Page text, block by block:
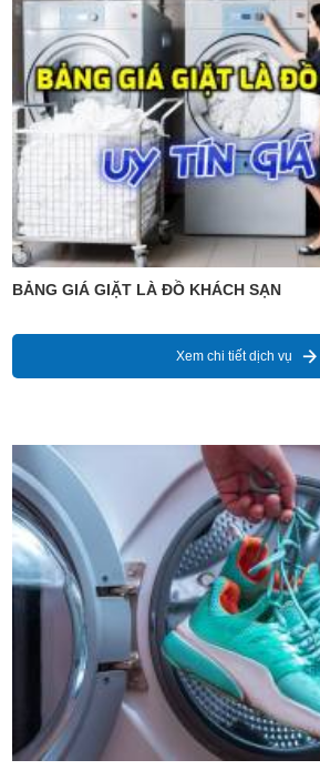
BẢNG GIÁ GIẶT LÀ ĐỒ KHÁCH SẠN
Xem chi tiết dịch vụ